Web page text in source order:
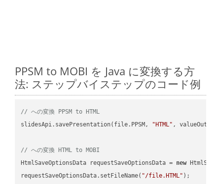
PPSM to MOBI を Java に変換する方
法: ステップバイステップのコード例
// への変換 PPSM to HTML
slidesApi.savePresentation(file.PPSM,
"HTML" ,
// への変換 HTML to MOBI
HtmlSaveOptionsData requestSaveOptionsData = new
requestSaveOptionsData.setFileName( "/file.HTML" );